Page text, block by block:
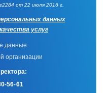
от 22 июля 2016 г.
данных
услуг
данные
организации
56-61